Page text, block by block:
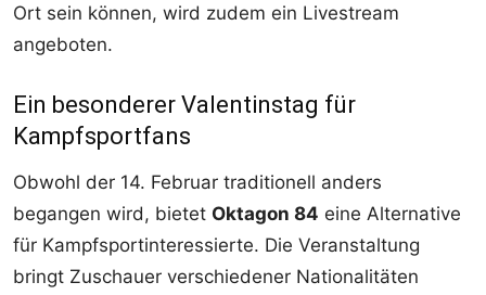
Ort sein können, wird zudem ein Livestream
angeboten.
Ein besonderer Valentinstag für
Kampfsportfans
Obwohl der 14. Februar traditionell anders
begangen wird, bietet Oktagon 84 eine Alternative
für Kampfsportinteressierte. Die Veranstaltung
bringt Zuschauer verschiedener Nationalitäten